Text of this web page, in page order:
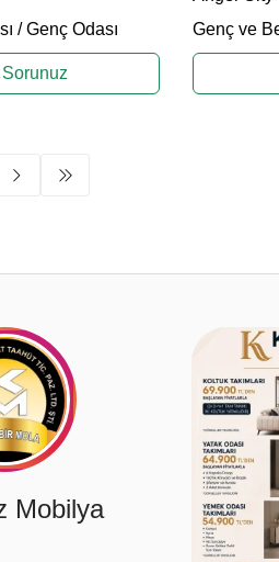
/Genç Odası
Genç ve
Mobilya